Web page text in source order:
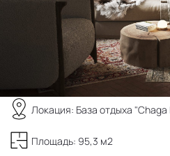
Локация: База отдыха "Chaga
Площадь: 95,3 м2